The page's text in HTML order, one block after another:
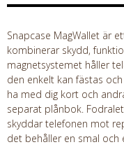
Snapcase MagWallet är
kombinerar skydd,
magnetsystemet håller
den enkelt kan fästas
ha med dig kort och
separat plånbok.
skyddar telefonen mot
det behåller en smal och